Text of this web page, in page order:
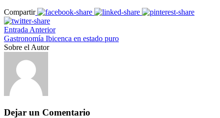
Compartir
Entrada Anterior
Gastronomía Ibicenca en estado puro
Sobre el Autor
Dejar un Comentario